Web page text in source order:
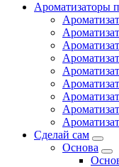
Ароматизаторы
Сделай сам
Основа